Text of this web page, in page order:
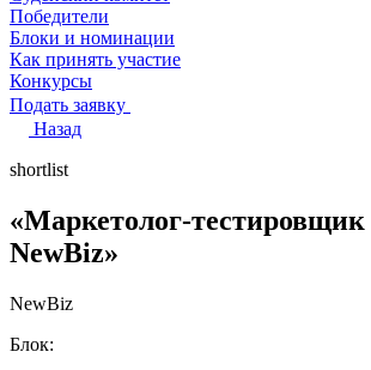
Победители
Блоки и номинации
Как принять участие
Конкурсы
Подать заявку
Назад
shortlist
«Маркетолог-тестировщик
NewBiz»
NewBiz
Блок: